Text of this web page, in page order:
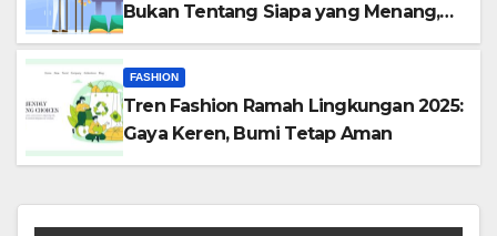
Bukan Tentang Siapa yang Menang,
Tapi Siapa yang Beradaptasi
FASHION
Tren Fashion Ramah Lingkungan 2025:
Gaya Keren, Bumi Tetap Aman